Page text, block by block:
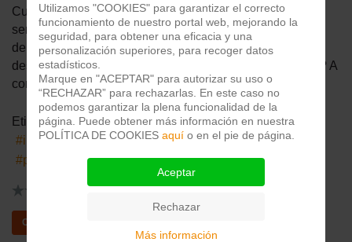
Cuando somos niños vemos un mundo más simple y
sencillo sin plantearnos muchas de las cuestiones que
debatimos cuando llegamos a la edad adulta cuando
desarrollamos el pensamiento crítico. ¿En qué consiste? A
continuación te lo contamos.
Etiquetas:
infancia
decisiones padres
niños
pensamiento crítico
Continuar leyendo
Utilizamos "COOKIES" para garantizar el correcto
funcionamiento de nuestro portal web, mejorando la
seguridad, para obtener una eficacia y una
personalización superiores, para recoger datos
estadísticos.
Marque en "ACEPTAR" para autorizar su uso o
“RECHAZAR” para rechazarlas. En este caso no
podemos garantizar la plena funcionalidad de la
página. Puede obtener más información en nuestra
POLÍTICA DE COOKIES aquí o en el pie de página.
Aceptar
Rechazar
Más información